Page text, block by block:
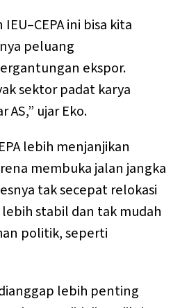
ini bisa kita
peluang
ekspor.
sektor padat karya
ujar Eko.
lebih menjanjikan
membuka jalan jangka
tak secepat relokasi
stabil dan tak mudah
politik, seperti
lebih penting